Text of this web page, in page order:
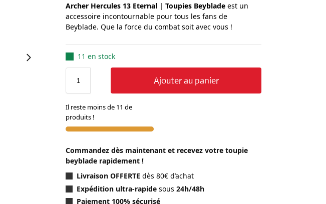
Archer Hercules 13 Eternal | Toupies Beyblade est un
accessoire incontournable pour tous les fans de
Beyblade. Que la force du combat soit avec vous !
11 en stock
Ajouter au panier
Il reste moins de 11 de
produits !
Commandez dès maintenant et recevez votre toupie
beyblade rapidement !
Livraison OFFERTE dès 80€ d’achat
Expédition ultra-rapide sous24h/48h
Paiement 100% sécurisé